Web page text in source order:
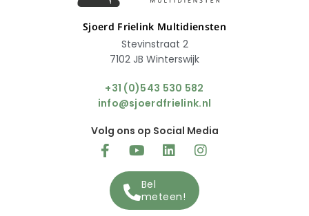
Sjoerd Frielink Multidiensten
Stevinstraat 2
7102 JB Winterswijk
+31 (0)543 530 582
info@sjoerdfrielink.nl
Volg ons op Social Media
Bel
meteen!